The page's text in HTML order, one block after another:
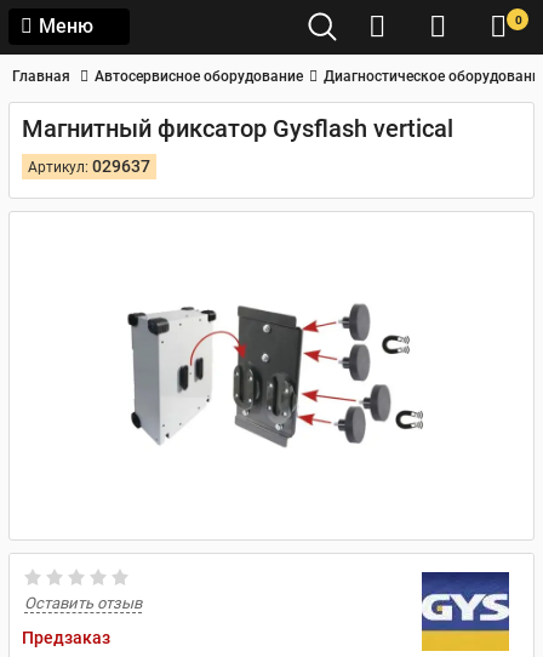
Меню 0
Главная Автосервисное оборудование Диагностическое
Магнитный фиксатор Gysflash vertical
Артикул: 029637
Оставить отзыв
Предзаказ